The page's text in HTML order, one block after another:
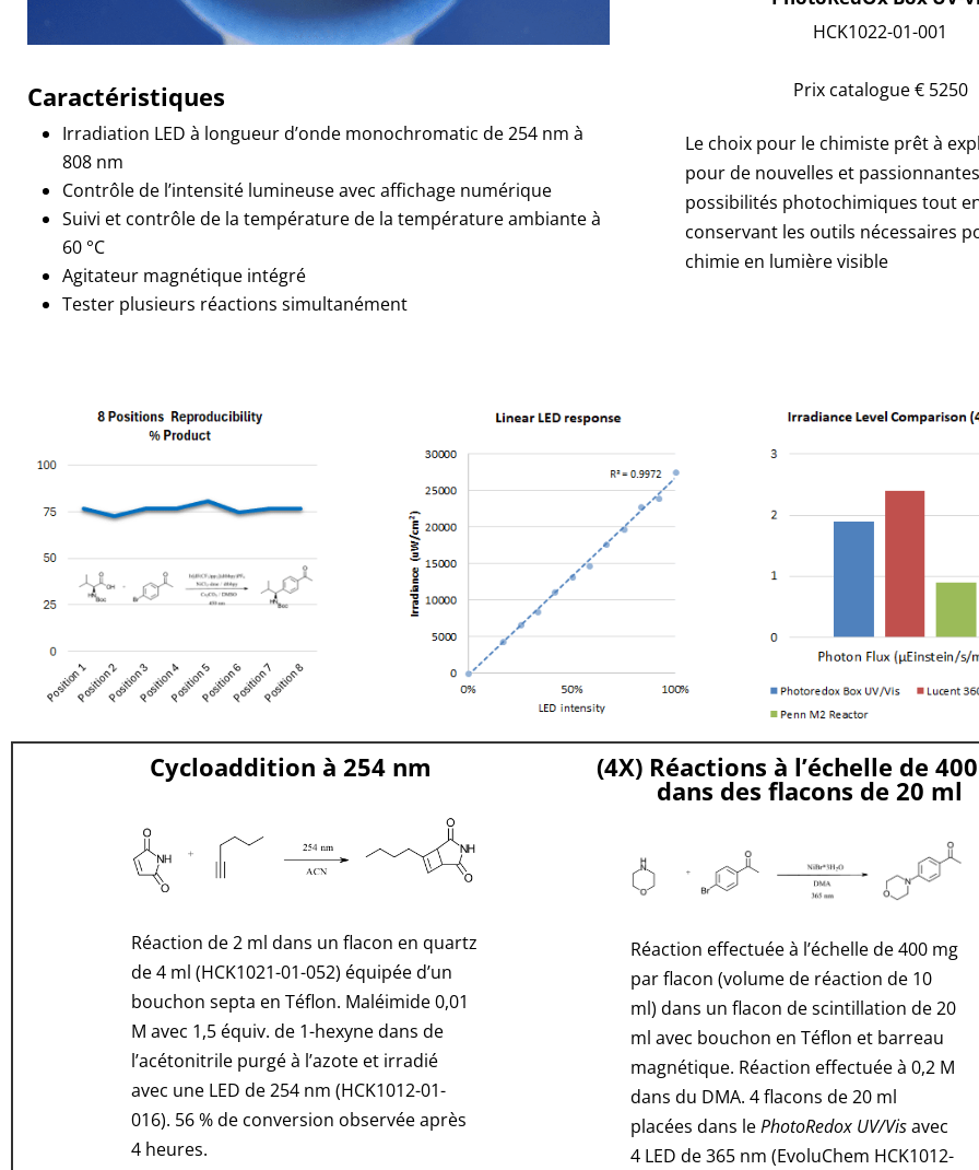
Caractéristiques
Irradiation LED à longueur d’onde monochromatic de 254 nm à
808 nm
Contrôle de l’intensité lumineuse avec affichage numérique
Suivi et contrôle de la température de la température ambiante à
60 °C
Agitateur magnétique intégré
Tester plusieurs réactions simultanément
HCK1022-01-001
Prix catalogue € 5250
Le choix pour le chimiste prêt à
pour de nouvelles et
possibilités photochimiques tout
conservant les outils nécessaires
chimie en lumière visible
Cycloaddition à 254 nm
Réaction de 2 ml dans un flacon en quartz
de 4 ml (HCK1021-01-052) équipée d’un
bouchon septa en Téflon. Maléimide 0,01
M avec 1,5 équiv. de 1-hexyne dans de
l’acétonitrile purgé à l’azote et irradié
avec une LED de 254 nm (HCK1012-01-
016). 56 % de conversion observée après
4 heures.
(4X) Réactions à l’échelle de
dans des flacons de 20 ml
Réaction effectuée à l’échelle de 400 mg
par flacon (volume de réaction de 10
ml) dans un flacon de scintillation de 20
ml avec bouchon en Téflon et barreau
magnétique. Réaction effectuée à 0,2 M
dans du DMA. 4 flacons de 20 ml
placées dans lePhotoRedox UV/Visavec
4 LED de 365 nm (EvoluChem HCK1012-